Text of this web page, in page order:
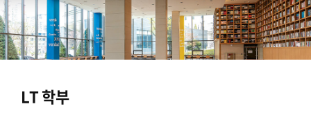
LT 학부